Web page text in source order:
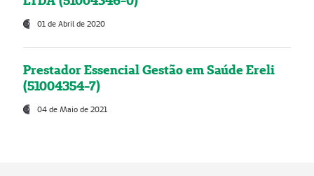
01 de Abril de 2020
Prestador Essencial Gestão em Saúde Ereli
(51004354-7)
04 de Maio de 2021